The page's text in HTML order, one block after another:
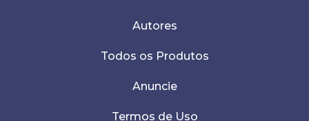
Autores
Todos os Produtos
Anuncie
Termos de Uso